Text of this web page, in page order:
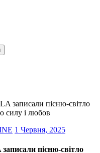
записали пісню-світло
силу і любов
1 Червня, 2025
пісню-світло